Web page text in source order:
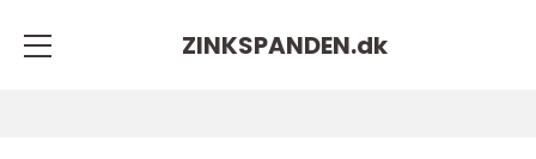
ZINKSPANDEN.dk